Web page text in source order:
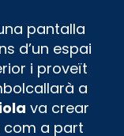
pantalla
d’un espai
i proveït
a
va crear
com a part